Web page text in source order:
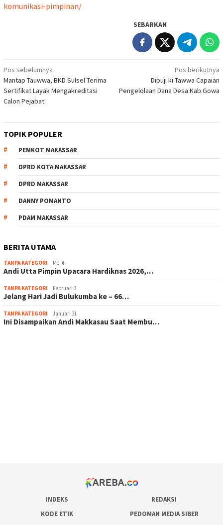
komunikasi-pimpinan/
SEBARKAN
Navigasi
pos
Pos sebelumnya
Mantap Tauwwa, BKD Sulsel Terima
Sertifikat Layak Mengakreditasi
Calon Pejabat
Pos berikutnya
Dipuji ki Tawwa Capaian
Pengelolaan Dana Desa Kab.Gowa
TOPIK POPULER
PEMKOT MAKASSAR
DPRD KOTA MAKASSAR
DPRD MAKASSAR
DANNY POMANTO
PDAM MAKASSAR
BERITA UTAMA
TANPA KATEGORI Mei 4
Andi Utta Pimpin Upacara Hardiknas 2026,…
TANPA KATEGORI Februari 3
Jelang Hari Jadi Bulukumba ke – 66…
TANPA KATEGORI Januari 31
Ini Disampaikan Andi Makkasau Saat Membu…
INDEKS
REDAKSI
KODE ETIK
PEDOMAN MEDIA SIBER